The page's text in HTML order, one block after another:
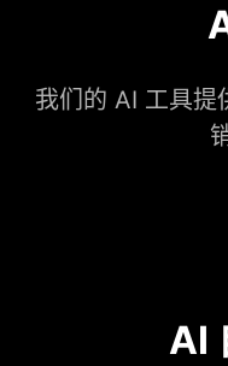
我们的 AI 工具提
AI